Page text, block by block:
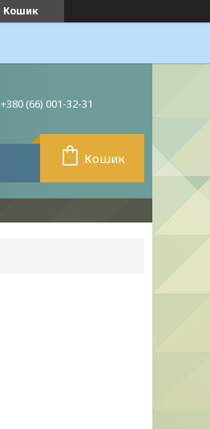
Кошик
+380 (66) 001-32-31
Кошик